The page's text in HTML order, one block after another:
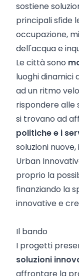
sostiene
principali sfide
occupazione,
dell'acqua e
Le città sono
luoghi dinamici
ad un ritmo
rispondere alle
si trovano ad
politiche e i
soluzioni
Urban
proprio la
finanziando la
innovative e
Il bando
I progetti
soluzioni